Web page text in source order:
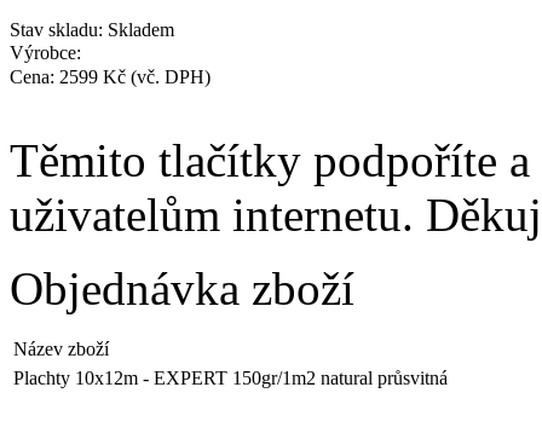
Stav skladu: Skladem
Výrobce:
Cena: 2599 Kč (vč. DPH)
Těmito tlačítky podpoříte a
uživatelům internetu.
Objednávka zboží
Název zboží
Plachty 10x12m - EXPERT 150gr/1m2 natural průsvitná